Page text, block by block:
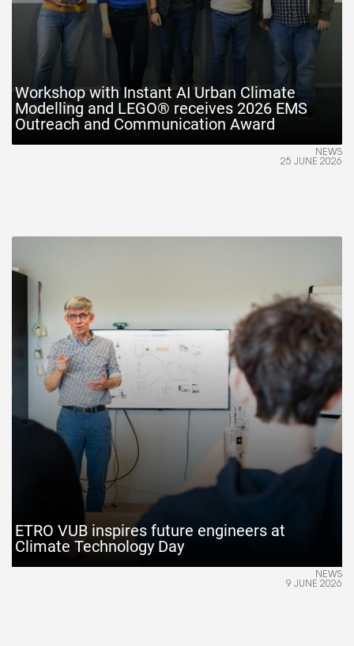
Workshop with Instant AI Urban Climate
Modelling and LEGO® receives 2026 EMS
Outreach and Communication Award
NEWS
25 JUNE 2026
ETRO VUB inspires future engineers at
Climate Technology Day
NEWS
9 JUNE 2026